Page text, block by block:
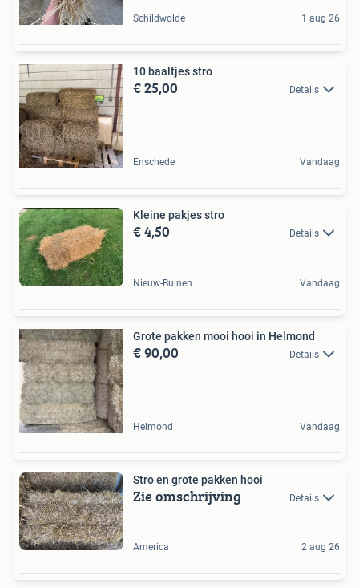
Schildwolde 1 aug 26
10 baaltjes stro
€ 25,00 Details
Enschede Vandaag
Kleine pakjes stro
€ 4,50 Details
Nieuw-Buinen Vandaag
Grote pakken mooi hooi in Helmond
€ 90,00 Details
Helmond Vandaag
Stro en grote pakken hooi
Zie omschrijving Details
America 2 aug 26